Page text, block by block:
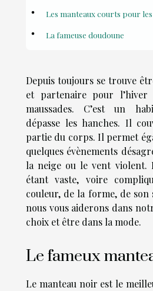
Les manteaux courts pour
La fameuse doudoune
Depuis toujours se trouve
et partenaire pour
maussades. C’est un
dépasse les hanches. Il
partie du corps. Il permet
quelques évènements
la neige ou le vent violent.
étant vaste, voire
couleur, de la forme, de
nous vous aiderons dans
choix et être dans la mode.
Le fameux
Le manteau noir est le